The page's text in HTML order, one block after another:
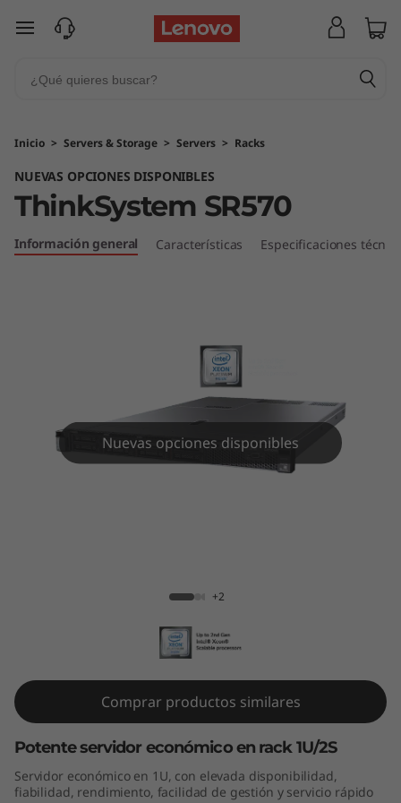
T
n
k
S
y
Ir al contenido principal
Inicio > Servers & Storage > Servers > Racks
NUEVAS OPCIONES DISPONIBLES
ThinkSystem SR570
Información general Características Especificaciones
Nuevas opciones disponibles
+2
Comprar productos similares
Potente servidor económico en rack 1U/2S
Servidor económico en 1U, con elevada disponibilidad,
fiabilidad, rendimiento, facilidad de gestión y servicio rápido